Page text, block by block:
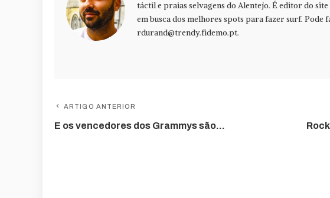
táctil e praias selvagens do Alentejo. É editor do
em busca dos melhores spots para fazer surf. Pode
rdurand@trendy.fidemo.pt.
ARTIGO ANTERIOR
E os vencedores dos Grammys são…